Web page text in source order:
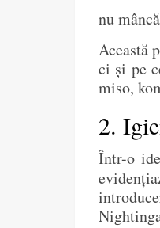
nu
Această
ci și pe
miso,
2.
Într-o